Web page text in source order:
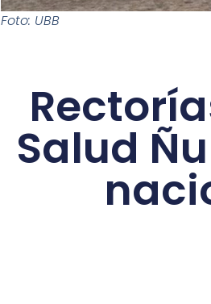
Foto: UBB
Salud